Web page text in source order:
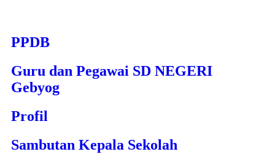
PPDB
Guru dan Pegawai SD NEGERI
Gebyog
Profil
Sambutan Kepala Sekolah